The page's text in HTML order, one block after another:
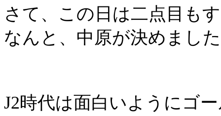
さて、この日は二点目も
なんと、中原が決めまし
J2時代は面白いようにゴ